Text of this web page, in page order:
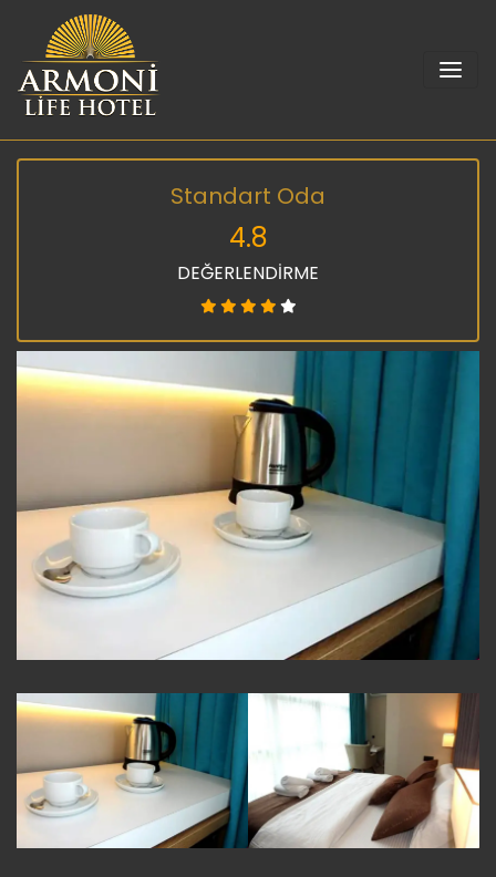
Standart Oda
4.8
DEĞERLENDİRME